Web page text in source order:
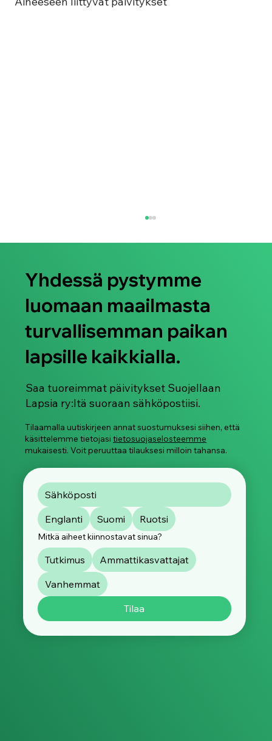
Suojellaan Lapsia ry juhlistaa Pride-
Yhdessä pystymme
luomaan maailmasta
turvallisemman paikan
lapsille kaikkialla.
Saa tuoreimmat päivitykset Suojellaan
Lapsia ry:ltä suoraan sähköpostiisi.
Tilaamalla uutiskirjeen annat suostumuksesi siihen, että
käsittelemme tietojasitietosuojaselosteemme
mukaisesti. Voit peruuttaa tilauksesi milloin tahansa.
Englanti Suomi Ruotsi
Mitkä aiheet kiinnostavat sinua?
Tutkimus
Ammattikasvattajat
Vanhemmat
Tilaa